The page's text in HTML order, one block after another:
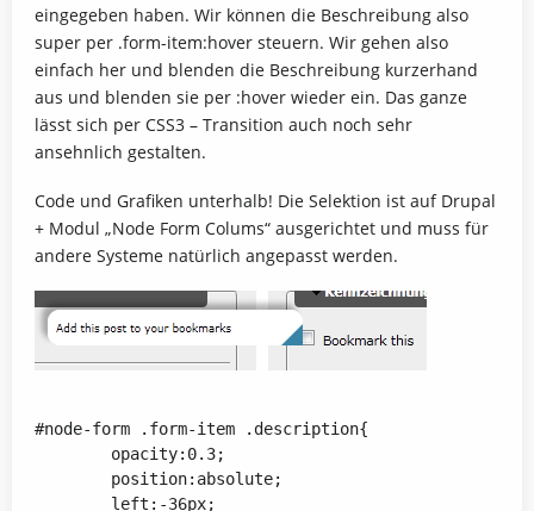
eingegeben haben. Wir können die Beschreibung also
super per .form-item:hover steuern. Wir gehen also
einfach her und blenden die Beschreibung kurzerhand
aus und blenden sie per :hover wieder ein. Das ganze
lässt sich per CSS3 – Transition auch noch sehr
ansehnlich gestalten.
Code und Grafiken unterhalb! Die Selektion ist auf Drupal
+ Modul „Node Form Colums“ ausgerichtet und muss für
andere Systeme natürlich angepasst werden.
#node-form .form-item .description{